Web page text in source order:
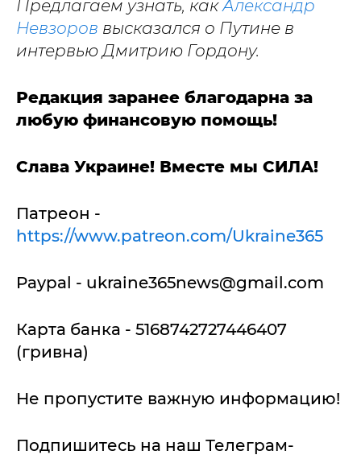
Предлагаем узнать, какАлександр
Невзоров высказался о Путине в
интервью Дмитрию Гордону.
Редакция заранее благодарна за
любую финансовую помощь!
Слава Украине! Вместе мы СИЛА!
Патреон -
https://www.patreon.com/Ukraine365
Paypal - ukraine365news@gmail.com
Карта банка - 5168742727446407
(гривна)
Не пропустите важную информацию!
Подпишитесь на наш Телеграм-